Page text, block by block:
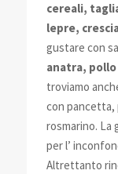
cereali,
lepre,
gustare con
anatra,
troviamo
con pancetta,
rosmarino. La
per l’
Altrettanto